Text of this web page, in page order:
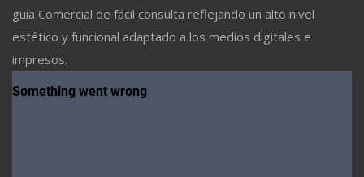
guía Comercial de fácil consulta reflejando un alto nivel
estético y funcional adaptado a los medios digitales e
impresos.